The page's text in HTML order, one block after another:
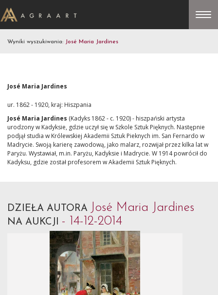
Wyniki wyszukiwania: José Maria Jardines
José Maria Jardines
ur. 1862 - 1920, kraj: Hiszpania
José Maria Jardines (Kadyks 1862 - c. 1920) - hiszpański artysta
urodzony w Kadyksie, gdzie uczył się w Szkole Sztuk Pięknych. Następnie
podjął studia w Królewskiej Akademii Sztuk Pieknych im. San Fernardo w
Madrycie. Swoją karierę zawodową, jako malarz, rozwijał przez kilka latw
Paryżu. Wystawiał, m.in. Paryżu, Kadyksie i Madrycie. W 1914 powrócił do
Kadyksu, gdzie został profesorem w Akademii Sztuk Pięknych.
DZIEŁA AUTORA José Maria Jardines
NA AUKCJI - 14-12-2014